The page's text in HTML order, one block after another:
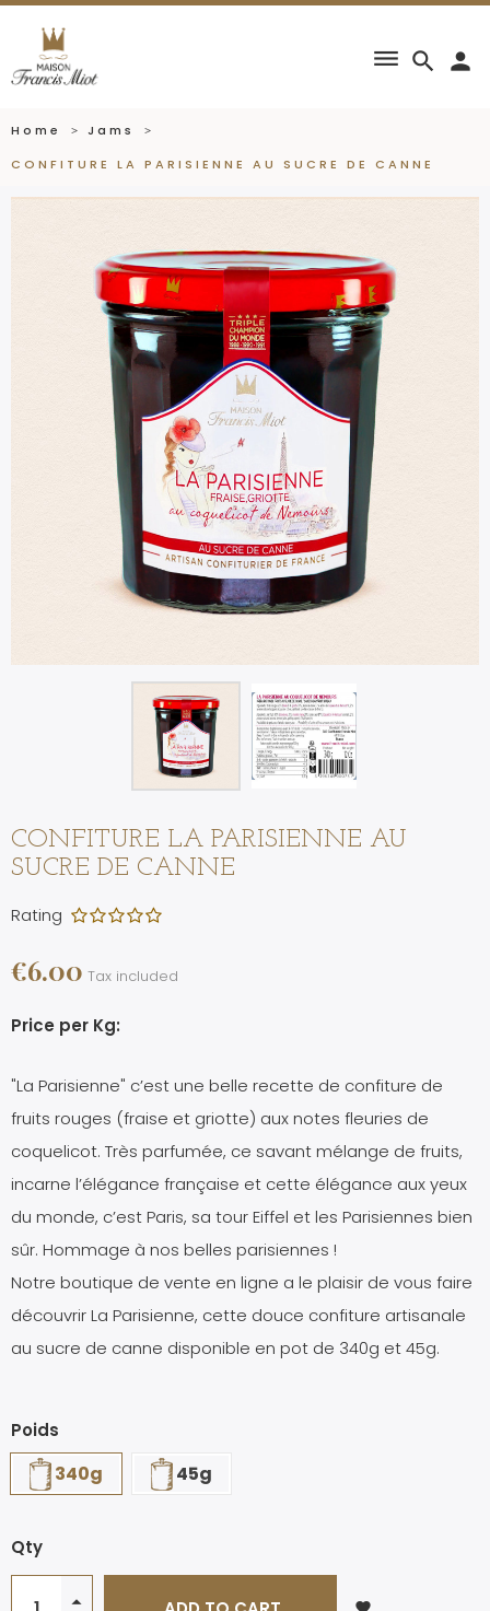
search
dehaze person
Home
Jams
CONFITURE LA PARISIENNE AU SUCRE DE CANNE
CONFITURE LA PARISIENNE AU
SUCRE DE CANNE
Rating
€6.00 Tax included
Price per Kg:
"La Parisienne" c’est une belle recette de confiture de
fruits rouges (fraise et griotte) aux notes fleuries de
coquelicot. Très parfumée, ce savant mélange de fruits,
incarne l’élégance française et cette élégance aux yeux
du monde, c’est Paris, sa tour Eiffel et les Parisiennes bien
sûr. Hommage à nos belles parisiennes !
Notre boutique de vente en ligne a le plaisir de vous faire
découvrir La Parisienne, cette douce confiture artisanale
au sucre de canne disponible en pot de 340g et 45g.
Poids
340g 45g
Qty